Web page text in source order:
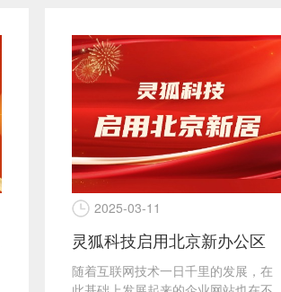
2025-03-11
灵狐科技启用北京新办公区
随着互联网技术一日千里的发展，在